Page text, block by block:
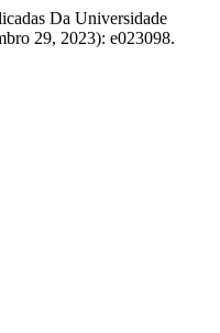
Da Universidade
29, 2023): e023098.